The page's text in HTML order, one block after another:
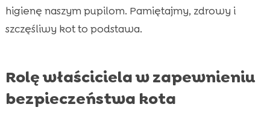
higienę naszym pupilom. Pamiętajmy, zdrowy i
szczęśliwy kot to podstawa.
Rolę właściciela w zapewnieniu
bezpieczeństwa kota